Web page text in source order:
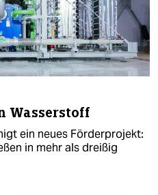
Wasserstoff
ein neues Förderprojekt:
in mehr als dreißig